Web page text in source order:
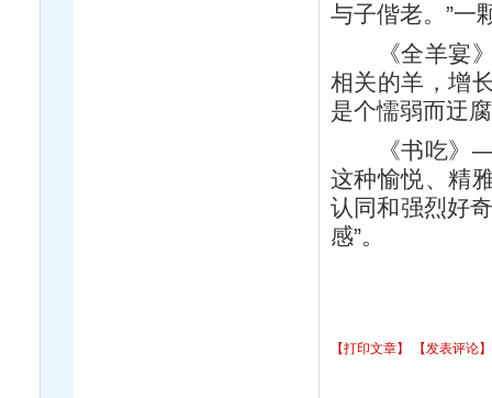
与子偕老。”一
《全羊宴》
相关的羊，增
是个懦弱而迂
《书吃》——
这种愉悦、精
认同和强烈好
感”。
【打印文章】 【发表评论】